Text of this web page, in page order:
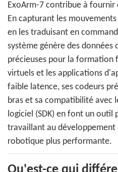
ExoArm-7 contribue à fournir
En capturant les
en les traduisant en
système génère des
précieuses pour la formation
virtuels et les applications
faible latence, ses codeurs
bras et sa compatibilité avec
logiciel (SDK) en font un outil
travaillant au développement
robotique plus performante.